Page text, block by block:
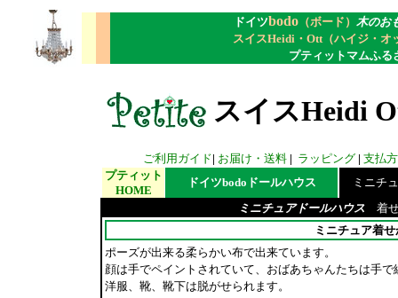
ドイツbodo（ボード） 木のお
スイスHeidi・Ott（ハイジ・オ
プティットマムふる
スイスHeidi
ご利用ガイド| お届け・送料 | ラッピング | 支払
プティット
HOME
ドイツbodoドールハウス
ミニチ
ミニチュアドールハウス 着
ミニチュア着
ポーズが出来る柔らかい布で出来ています。
顔は手でペイントされていて、おばあちゃんたちは手
洋服、靴、靴下は脱がせられます。